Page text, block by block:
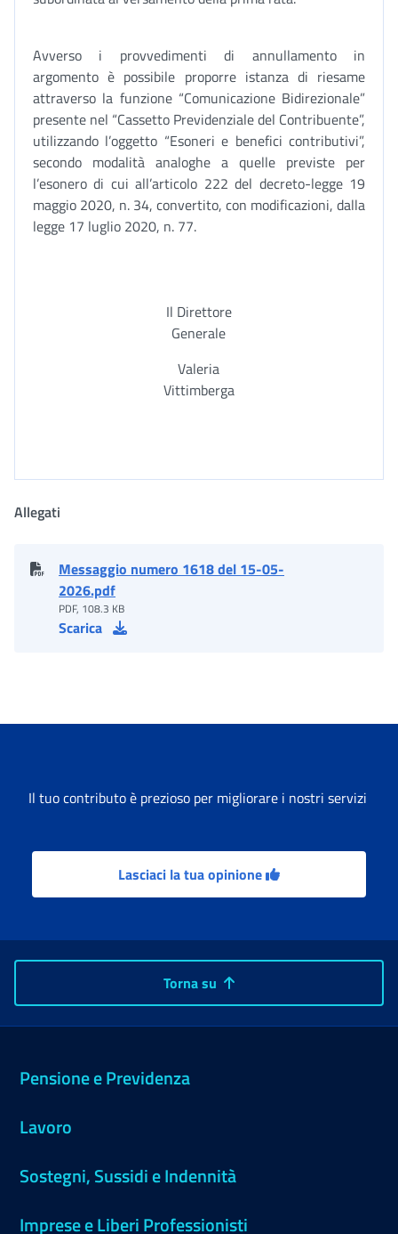
Avverso i provvedimenti di annullamento in
argomento è possibile proporre istanza di riesame
attraverso la funzione “Comunicazione Bidirezionale”
presente nel “Cassetto Previdenziale del Contribuente”,
utilizzando l’oggetto “Esoneri e benefici contributivi”,
secondo modalità analoghe a quelle previste per
l’esonero di cui all’articolo 222 del decreto-legge 19
maggio 2020, n. 34, convertito, con modificazioni, dalla
legge 17 luglio 2020, n. 77.
Il Direttore
Generale
Valeria
Vittimberga
Allegati
Messaggio numero 1618 del 15-05-
2026.pdf
PDF, 108.3 KB
Scarica
Il tuo contributo è prezioso per migliorare i nostri servizi
Lasciaci la tua opinione
Torna su
Pensione e Previdenza
Lavoro
Sostegni, Sussidi e Indennità
Imprese e Liberi Professionisti